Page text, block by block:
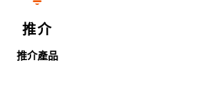
推介
推介產品